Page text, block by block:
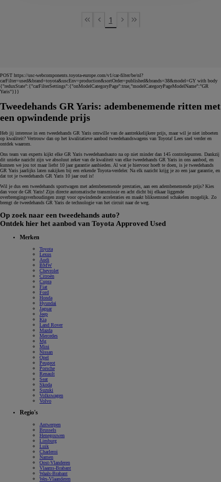
First Page
Previous page
1
Next page
Last Page
POST https://usc-webcomponents.toyota-europe.com/v1/car-filter/be/nl?
carFilter=used&brand=toyota&uscEnv=production&sortOrder=published&brands=38&model=GY with body
{"reduxState":{"carFilterSettings":{"onModelCategoryPage":true,"modelCategoryPageModelName":"GR
Yaris"}}}
Tweedehands GR Yaris: adembenemende ritten met
een opwindende prijs
Heb jij interesse in een tweedehands GR Yaris omwille van de aantrekkelijkere prijs, maar wil je niet inboeten
op kwaliteit? Vertrouw dan op het kwalitatieve aanbod tweedehandswagens van Toyota! Lees snel verder en
ontdek waarom.
Ons team van experts kijkt elke GR Yaris tweedehandsauto na op niet minder dan 145 controlepunten. Dankzij
dit unieke nazicht zijn we absoluut zeker van de kwaliteit van elke tweedehands GR Yaris in ons aanbod, en
kunnen we jou tot maar liefst 10 jaar garantie aanbieden. Al wat je hiervoor hoeft te doen, is je tweedehands
GR Yaris jaarlijks laten nakijken bij een erkende Toyota-verdeler. Na elk nazicht krijg je zo een jaar garantie, en
dat tot je tweedehands GR Yaris 10 jaar oud is!
Wil je dus een tweedehands sportwagen met adembenemende prestaties, aan een adembenemende prijs? Kies
dan voor de GR Yaris! Zijn directe automatische transmissie en acht dicht bij elkaar liggende
overbrengingsverhoudingen zorgt voor opwindende acceleraties en maakt bliksemsnel schakelen mogelijk. Zo
brengt de tweedehands GR Yaris de technologie van het circuit naar de weg.
Op zoek naar een tweedehands auto?
Ontdek hier het aanbod van Toyota Approved Used
Merken
Toyota
Lexus
Audi
BMW
Chevrolet
Citroën
Cupra
Fiat
Ford
Honda
Hyundai
Jaguar
Jeep
Kia
Land Rover
Mazda
Mercedes
Mg
Mini
Nissan
Opel
Peugeot
Porsche
Renault
Seat
Skoda
Suzuki
Volkswagen
Volvo
Regio's
Antwerpen
Brussels
Henegouwen
Limburg
Luik
Charleroi
Namen
Oost-Vlanderen
Vlaams-Brabant
Waals-Brabant
Wes-Vlaanderen